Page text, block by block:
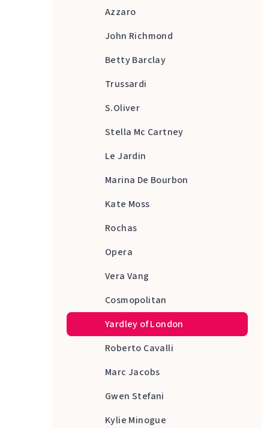
Azzaro
John Richmond
Betty Barclay
Trussardi
S.Oliver
Stella Mc Cartney
Le Jardin
Marina De Bourbon
Kate Moss
Rochas
Opera
Vera Vang
Cosmopolitan
Yardley of London
Roberto Cavalli
Marc Jacobs
Gwen Stefani
Kylie Minogue